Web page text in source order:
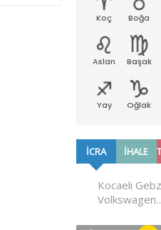
Koç Boğa
Aslan Başak
Yay Oğlak